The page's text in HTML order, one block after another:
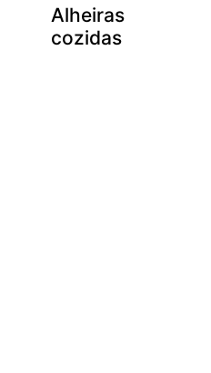
Alheiras
cozidas